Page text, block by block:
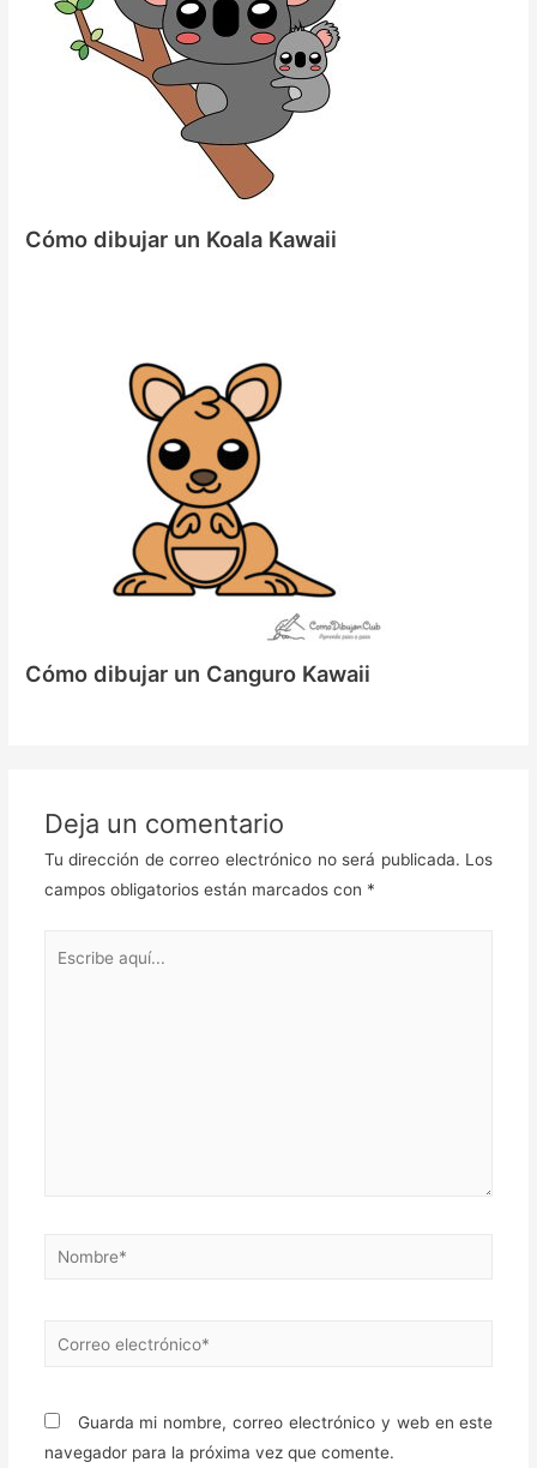
Cómo dibujar un Koala Kawaii
Cómo dibujar un Canguro Kawaii
Deja un comentario
Tu dirección de correo electrónico no será publicada. Los
campos obligatorios están marcados con *
Nombre*
Correo
Guarda mi nombre, correo electrónico y web en este
navegador para la próxima vez que comente.